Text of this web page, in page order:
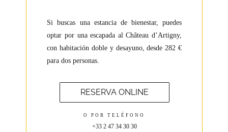
Si buscas una estancia de bienestar, puedes
optar por una escapada al Château d’Artigny,
con habitación doble y desayuno, desde 282 €
para dos personas.
RESERVA ONLINE
O POR TELÉFONO
+33 2 47 34 30 30